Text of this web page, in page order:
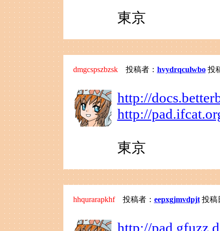
東京
dmgcspszbzsk投稿者： hvydrqculwbo投
http://
http://
東京
hhqurarapkhf投稿者： eepxgjmvdpjt投稿
http://